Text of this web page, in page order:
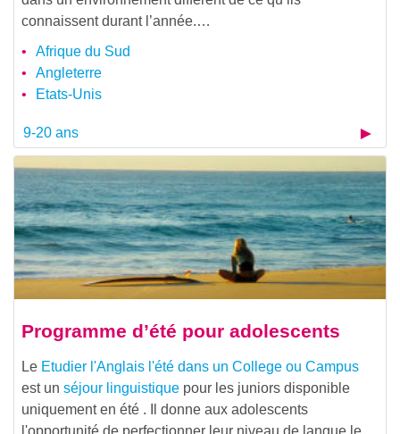
connaissent durant l’année.…
Afrique du Sud
Angleterre
Etats-Unis
9-20 ans
Programme d’été pour adolescents
Le Etudier l'Anglais l'été dans un College ou Campus
est un séjour linguistique pour les juniors disponible
uniquement en été . Il donne aux adolescents
l'opportunité de perfectionner leur niveau de langue le